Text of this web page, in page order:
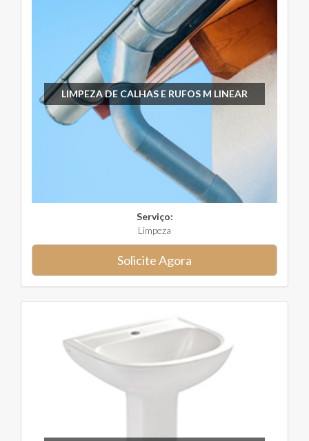
LIMPEZA DE CALHAS E RUFOS M LINEAR
Serviço:
Limpeza
Solicite Agora